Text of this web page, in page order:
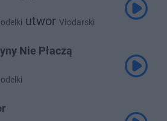
utwor Vłodarski
Nie Płaczą